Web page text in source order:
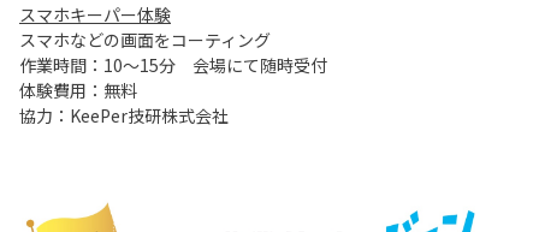
スマホキーパー体験
スマホなどの画面をコーティング
作業時間：10～15分 会場にて随時受付
体験費用：無料
協力：KeePer技研株式会社